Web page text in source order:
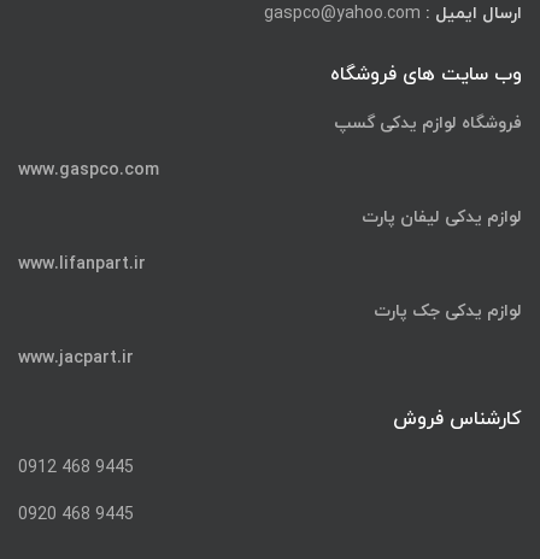
ارسال ایمیل : gaspco@yahoo.com
وب سایت های فروشگاه
فروشگاه لوازم یدکی گسپ
www.gaspco.com
لوازم یدکی لیفان پارت
www.lifanpart.ir
لوازم یدکی جک پارت
www.jacpart.ir
کارشناس فروش
9445 468 0912
9445 468 0920